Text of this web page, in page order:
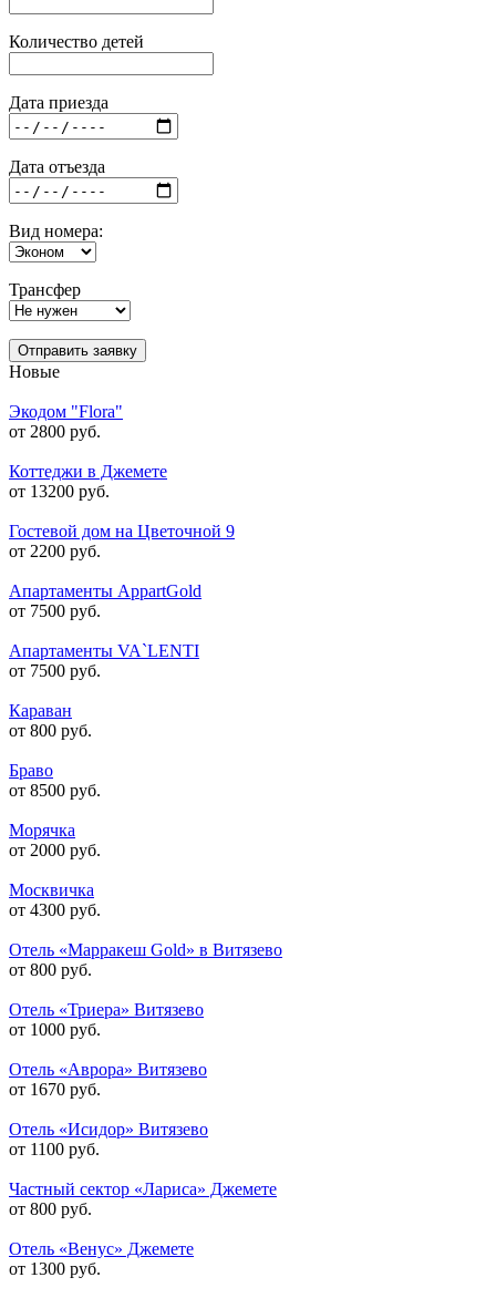
Количество детей
Дата приезда
Дата отъезда
Вид номера:
Трансфер
Отправить заявку
Новые
Экодом "Flora"
от 2800 руб.
Коттеджи в Джемете
от 13200 руб.
Гостевой дом на Цветочной 9
от 2200 руб.
Апартаменты AppartGold
от 7500 руб.
Апартаменты VA`LENTI
от 7500 руб.
Караван
от 800 руб.
Браво
от 8500 руб.
Морячка
от 2000 руб.
Москвичка
от 4300 руб.
Отель «Марракеш Gold» в Витязево
от 800 руб.
Отель «Триера» Витязево
от 1000 руб.
Отель «Аврора» Витязево
от 1670 руб.
Отель «Исидор» Витязево
от 1100 руб.
Частный сектор «Лариса» Джемете
от 800 руб.
Отель «Венус» Джемете
от 1300 руб.